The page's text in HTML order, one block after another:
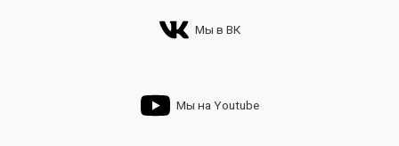
Мы в ВК
Мы на Youtube